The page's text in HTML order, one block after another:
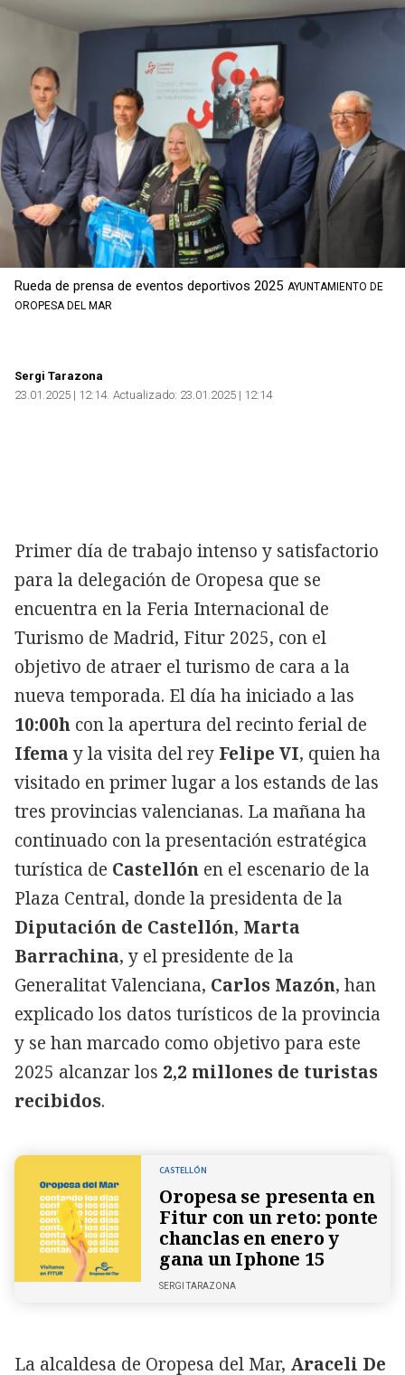
Copiar
Rueda de prensa de eventos deportivos 2025 AYUNTAMIENTO DE
OROPESA DEL MAR
Sergi Tarazona
23.01.2025 | 12:14 Actualizado: 23.01.2025 | 12:14
Primer día de trabajo intenso y satisfactorio
para la delegación de Oropesa que se
encuentra en la Feria Internacional de
Turismo de Madrid, Fitur 2025, con el
objetivo de atraer el turismo de cara a la
nueva temporada. El día ha iniciado a las
10:00h con la apertura del recinto ferial de
Ifema y la visita del rey Felipe VI, quien ha
visitado en primer lugar a los estands de las
tres provincias valencianas. La mañana ha
continuado con la presentación estratégica
turística de Castellón en el escenario de la
Plaza Central, donde la presidenta de la
Diputación de Castellón, Marta
Barrachina, y el presidente de la
Generalitat Valenciana, Carlos Mazón, han
explicado los datos turísticos de la provincia
y se han marcado como objetivo para este
2025 alcanzar los 2,2 millones de turistas
recibidos.
CASTELLÓN
Oropesa se presenta en
Fitur con un reto: ponte
chanclas en enero y
gana un Iphone 15
SERGI TARAZONA
La alcaldesa de Oropesa del Mar, Araceli De